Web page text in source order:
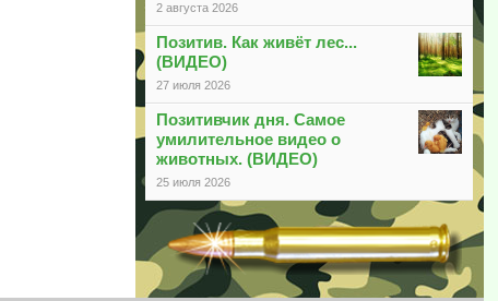
2 августа 2026
Позитив. Как живёт лес...
(ВИДЕО)
27 июля 2026
Позитивчик дня. Самое
умилительное видео о
животных. (ВИДЕО)
25 июля 2026